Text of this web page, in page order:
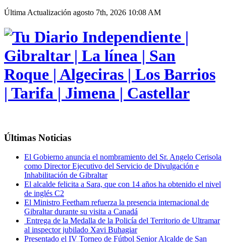
Última Actualización agosto 7th, 2026 10:08 AM
Últimas Noticias
El Gobierno anuncia el nombramiento del Sr. Angelo Cerisola
como Director Ejecutivo del Servicio de Divulgación e
Inhabilitación de Gibraltar
El alcalde felicita a Sara, que con 14 años ha obtenido el nivel
de inglés C2
El Ministro Feetham refuerza la presencia internacional de
Gibraltar durante su visita a Canadá
Entrega de la Medalla de la Policía del Territorio de Ultramar
al inspector jubilado Xavi Buhagiar
Presentado el IV Torneo de Fútbol Senior Alcalde de San